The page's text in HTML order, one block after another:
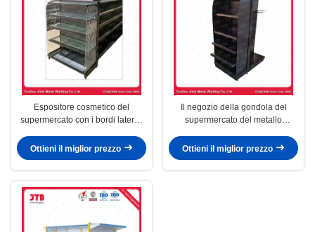
Espositore cosmetico del
supermercato con i bordi laterali
Ottieni il miglior prezzo
Il negozio della gondola del
supermercato del metallo
Ottieni il miglior prezzo